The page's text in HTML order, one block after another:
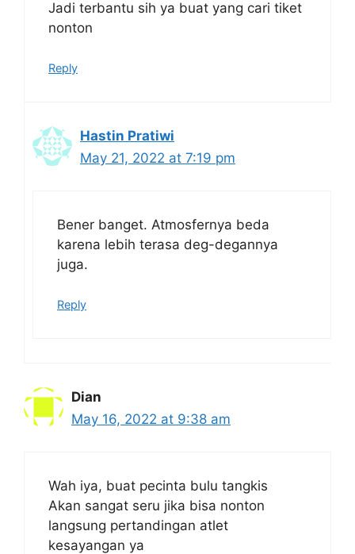
Jadi terbantu sih ya buat yang cari tiket
nonton
Reply
Hastin Pratiwi
May 21, 2022 at 7:19 pm
Bener banget. Atmosfernya beda
karena lebih terasa deg-degannya
juga.
Reply
Dian
May 16, 2022 at 9:38 am
Wah iya, buat pecinta bulu tangkis
Akan sangat seru jika bisa nonton
langsung pertandingan atlet
kesayangan ya